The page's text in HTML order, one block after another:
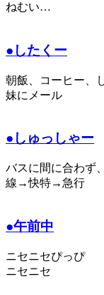
ねむい…
●したくー
朝飯、コーヒー、
妹にメール
●しゅっしゃー
バスに間に合わず
線→快特→急行
●午前中
ニセニセぴっぴ
ニセニセ